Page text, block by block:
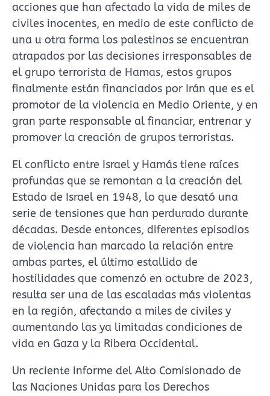
acciones que han afectado la vida de miles de
civiles inocentes, en medio de este conflicto de
una u otra forma los palestinos se encuentran
atrapados por las decisiones irresponsables de
el grupo terrorista de Hamas, estos grupos
finalmente están financiados por Irán que es el
promotor de la violencia en Medio Oriente, y en
gran parte responsable al financiar, entrenar y
promover la creación de grupos terroristas.
El conflicto entre Israel y Hamás tiene raíces
profundas que se remontan a la creación del
Estado de Israel en 1948, lo que desató una
serie de tensiones que han perdurado durante
décadas. Desde entonces, diferentes episodios
de violencia han marcado la relación entre
ambas partes, el último estallido de
hostilidades que comenzó en octubre de 2023,
resulta ser una de las escaladas más violentas
en la región, afectando a miles de civiles y
aumentando las ya limitadas condiciones de
vida en Gaza y la Ribera Occidental.
Un reciente informe del Alto Comisionado de
las Naciones Unidas para los Derechos